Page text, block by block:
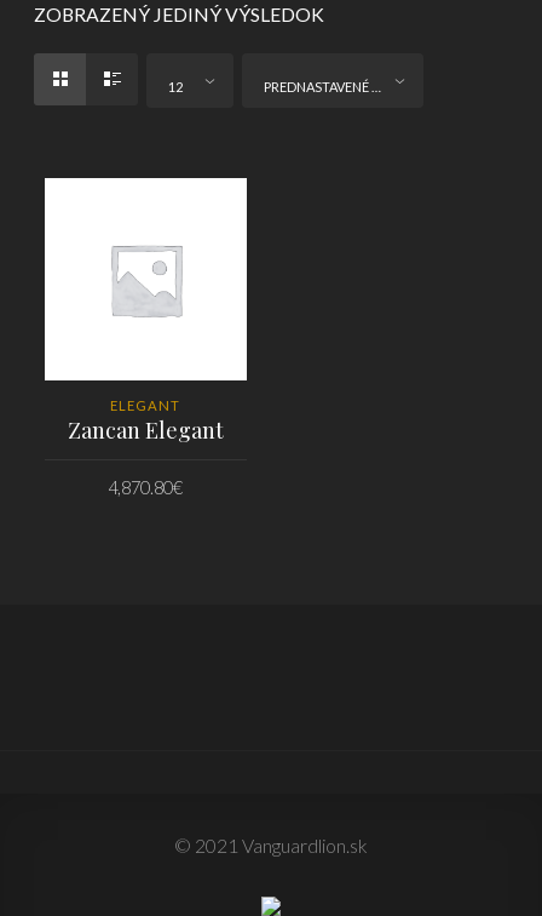
ZOBRAZENÝ JEDINÝ VÝSLEDOK
12
ELEGANT
Zancan Elegant
4,870.80€
© 2021 Vanguardlion.sk